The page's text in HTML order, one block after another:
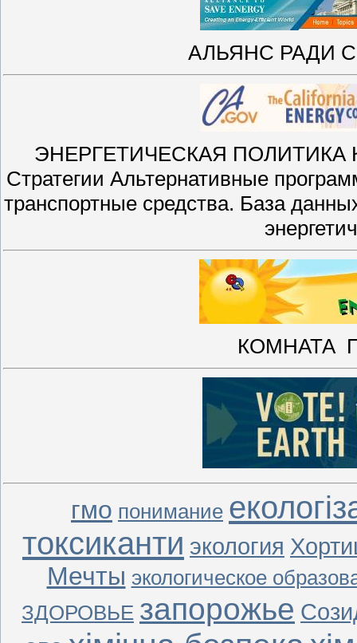
АЛЬЯНС РАДИ
ЭНЕРГЕТИЧЕСКАЯ ПОЛИТИКА
Стратегии Альтернативные
транспортные средства. База
КОМНАТА
гмо понимание
токсиканти экология
Мечты экологическое
ЗДОРОВЬЕ запорожье